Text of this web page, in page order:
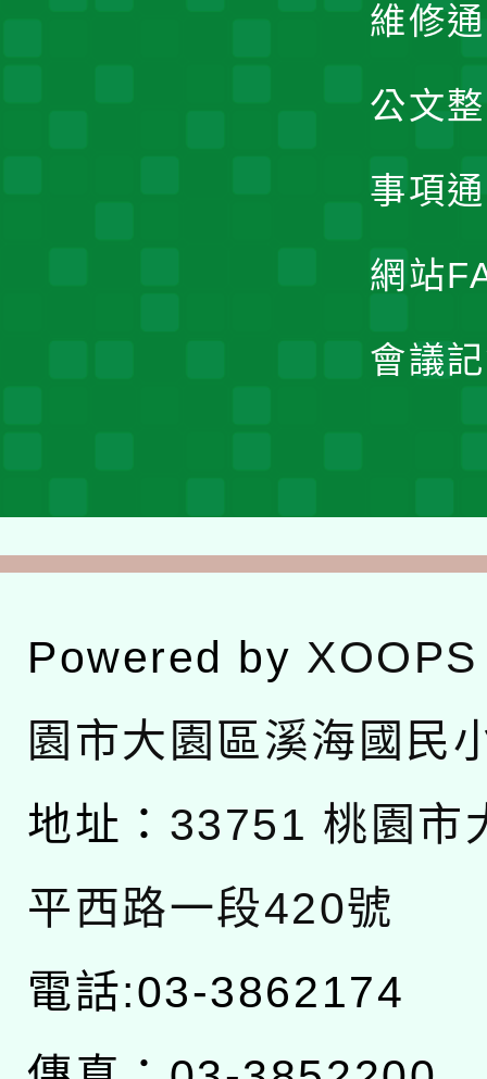
維修
公文
事項
網站
會議
Powered by XOOPS
園市大園區溪海國民
地址： 33751 桃園市
平西路一段420號
電話:03-3862174